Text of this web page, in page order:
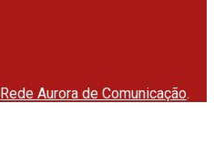
Rede Aurora de Comunicação.